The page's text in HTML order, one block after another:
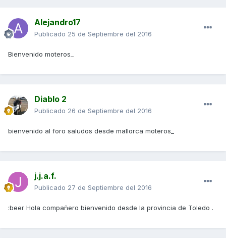
Alejandro17
Publicado 25 de Septiembre del 2016
Bienvenido moteros_
Diablo 2
Publicado 26 de Septiembre del 2016
bienvenido al foro saludos desde mallorca moteros_
j.j.a.f.
Publicado 27 de Septiembre del 2016
:beer Hola compañero bienvenido desde la provincia de Toledo .